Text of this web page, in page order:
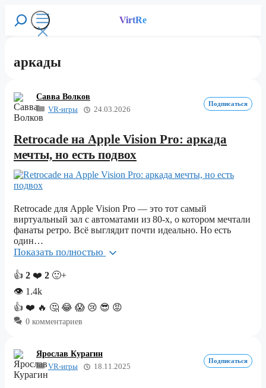
Перейти
содержимому
VirtRe
Меню
Поиск
аркады
Савва Волков
VR-игры
24.03.2026
Подписаться
Retrocade на Apple Vision Pro: аркада
мечты, но есть подвох
Retrocade для Apple Vision Pro — это тот самый
виртуальный зал с автоматами из 80-х, о котором мечтали
фанаты ретро. Всё выглядит почти идеально. Но есть
один…
Показать полностью
👍 2 ❤️ 2 🙂+
👁 1.4k
👍 ❤️ 🔥 🤔 😂 😱 😢 😎 😡
0 комментариев
Ярослав Курагин
VR-игры
18.11.2025
Подписаться